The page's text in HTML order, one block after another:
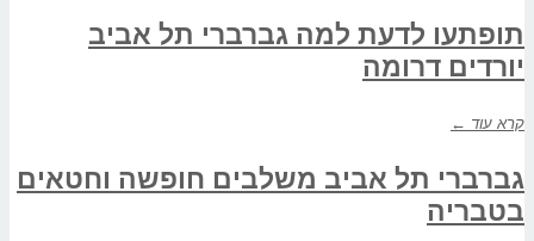
תופתעו לדעת למה גברברי תל אביב
יורדים דרומה
קרא עוד ←
גברברי תל אביב משלבים חופשה וחטאים
בטבריה